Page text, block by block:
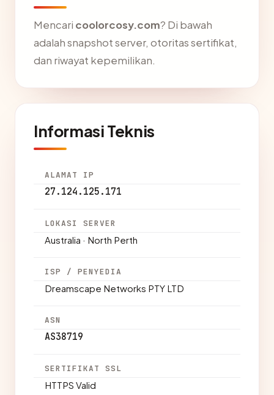
Mencari coolorcosy.com? Di bawah
adalah snapshot server, otoritas sertifikat,
dan riwayat kepemilikan.
Informasi Teknis
ALAMAT IP
27.124.125.171
LOKASI SERVER
Australia · North Perth
ISP / PENYEDIA
Dreamscape Networks PTY LTD
ASN
AS38719
SERTIFIKAT SSL
HTTPS Valid